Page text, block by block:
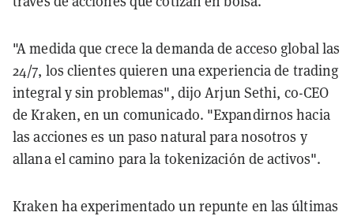
"A medida que crece la demanda de acceso global las
24/7, los clientes quieren una experiencia de trading
integral y sin problemas", dijo Arjun Sethi, co-CEO
de Kraken, en un comunicado. "Expandirnos hacia
las acciones es un paso natural para nosotros y
allana el camino para la tokenización de activos".
Kraken ha experimentado un repunte en las últimas